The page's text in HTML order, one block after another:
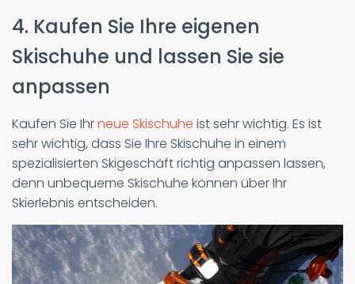
4. Kaufen Sie Ihre eigenen
Skischuhe und lassen Sie sie
anpassen
Kaufen Sie Ihrneue Skischuhe ist sehr wichtig. Es ist
sehr wichtig, dass Sie Ihre Skischuhe in einem
spezialisierten Skigeschäft richtig anpassen lassen,
denn unbequeme Skischuhe können über Ihr
Skierlebnis entscheiden.